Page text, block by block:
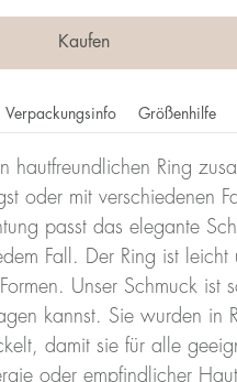
Verpackungsinfo Größenhilfe
Ring
oder mit verschiedenen
passt das elegante
Fall. Der Ring ist leicht
Unser Schmuck ist
kannst. Sie wurden in
damit sie für alle
oder empfindlicher
dem
Größe UK